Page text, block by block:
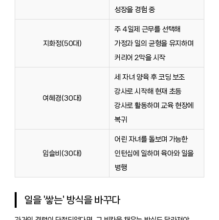
성장을 경험 중
지화정(50대)
주 4일제 근무를 선택해
가정과 일의 균형을 유지하며
커리어 2막을 시작
여혜경(30대)
세 자녀 양육 후 코딩 보조
강사로 시작해 현재 초등
강사로 활동하며 교육 현장에
복귀
임슬비(30대)
어린 자녀를 돌보며 가능한
인턴십에 일하며 육아와 일을
병행
일을 '쌓는' 방식을 바꾸다